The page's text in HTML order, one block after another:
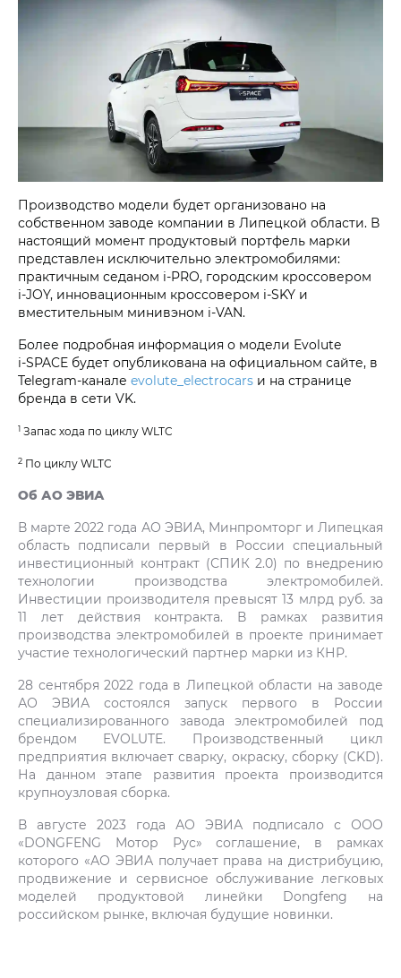
Производство модели будет организовано на
собственном заводе компании в Липецкой области. В
настоящий момент продуктовый портфель марки
представлен исключительно электромобилями:
практичным седаном i‑PRO, городским кроссовером
i‑JOY, инновационным кроссовером i‑SKY и
вместительным минивэном i‑VAN.
Более подробная информация о модели Evolute
i‑SPACE будет опубликована на официальном сайте, в
Telegram-канале evolute_electrocars и на странице
бренда в сети VK.
1 Запас хода по циклу WLTC
2 По циклу WLTC
Об АО ЭВИА
В марте 2022 года АО ЭВИА, Минпромторг и Липецкая
область подписали первый в России специальный
инвестиционный контракт (СПИК 2.0) по внедрению
технологии производства электромобилей.
Инвестиции производителя превысят 13 млрд руб. за
11 лет действия контракта. В рамках развития
производства электромобилей в проекте принимает
участие технологический партнер марки из КНР.
28 сентября 2022 года в Липецкой области на заводе
АО ЭВИА состоялся запуск первого в России
специализированного завода электромобилей под
брендом EVOLUTE. Производственный цикл
предприятия включает сварку, окраску, сборку (CKD).
На данном этапе развития проекта производится
крупноузловая сборка.
В августе 2023 года АО ЭВИА подписало с ООО
«DONGFENG Мотор Рус» соглашение, в рамках
которого «АО ЭВИА получает права на дистрибуцию,
продвижение и сервисное обслуживание легковых
моделей продуктовой линейки Dongfeng на
российском рынке, включая будущие новинки.